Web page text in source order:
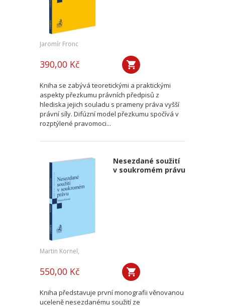
Jaromír Fronc
390,00 Kč
Kniha se zabývá teoretickými a praktickými
aspekty přezkumu právních předpisů z
hlediska jejich souladu s prameny práva vyšší
právní síly. Difúzní model přezkumu spočívá v
rozptýlené pravomoci...
Nesezdané soužití
v soukromém právu
Martin Kornel,
550,00 Kč
Kniha představuje první monografii věnovanou
uceleně nesezdanému soužití ze